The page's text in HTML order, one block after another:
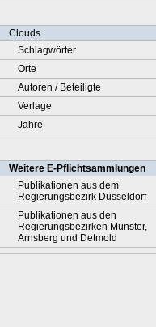
Clouds
Schlagwörter
Orte
Autoren / Beteiligte
Verlage
Jahre
Weitere E-Pflichtsammlungen
Publikationen aus dem
Regierungsbezirk Düsseldorf
Publikationen aus den
Regierungsbezirken Münster,
Arnsberg und Detmold